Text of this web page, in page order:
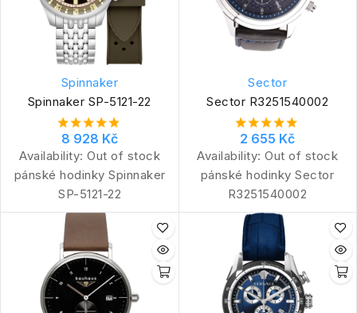
Spinnaker
Spinnaker SP-5121-22
8 928 Kč
Availability: Out of stock
pánské hodinky Spinnaker
SP-5121-22
Sector
Sector R3251540002
2 655 Kč
Availability: Out of stock
pánské hodinky Sector
R3251540002